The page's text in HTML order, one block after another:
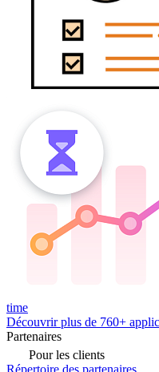
time
Découvrir plus de 760+
Partenaires
Pour les clients
Répertoire des partenaires